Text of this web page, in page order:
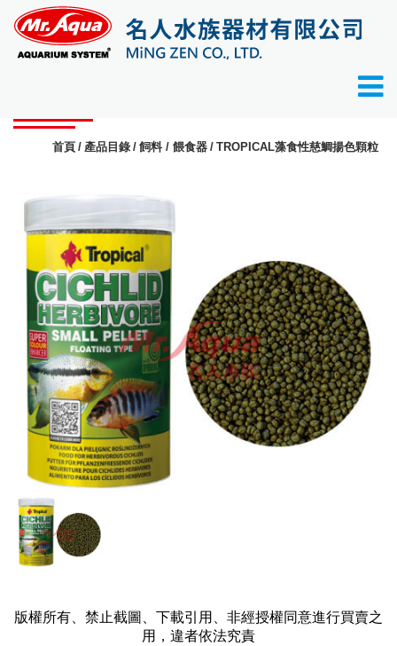
首頁 產品目錄 飼料 / 餵食器 TROPICAL藻食性慈鯛揚色顆粒
版權所有、禁止截圖、下載引用、非經授權同意進行買賣之
用，違者依法究責